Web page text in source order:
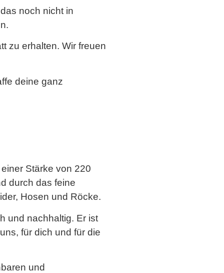
noch nicht in
zu erhalten. Wir freuen
deine ganz
Stärke von 220
durch das feine
Hosen und Röcke.
und nachhaltig. Er ist
für dich und für die
und